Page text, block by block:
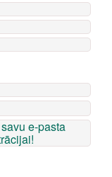
e-pasta